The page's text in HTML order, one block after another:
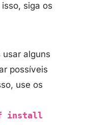
isso, siga os
usar alguns
possíveis
use os
install